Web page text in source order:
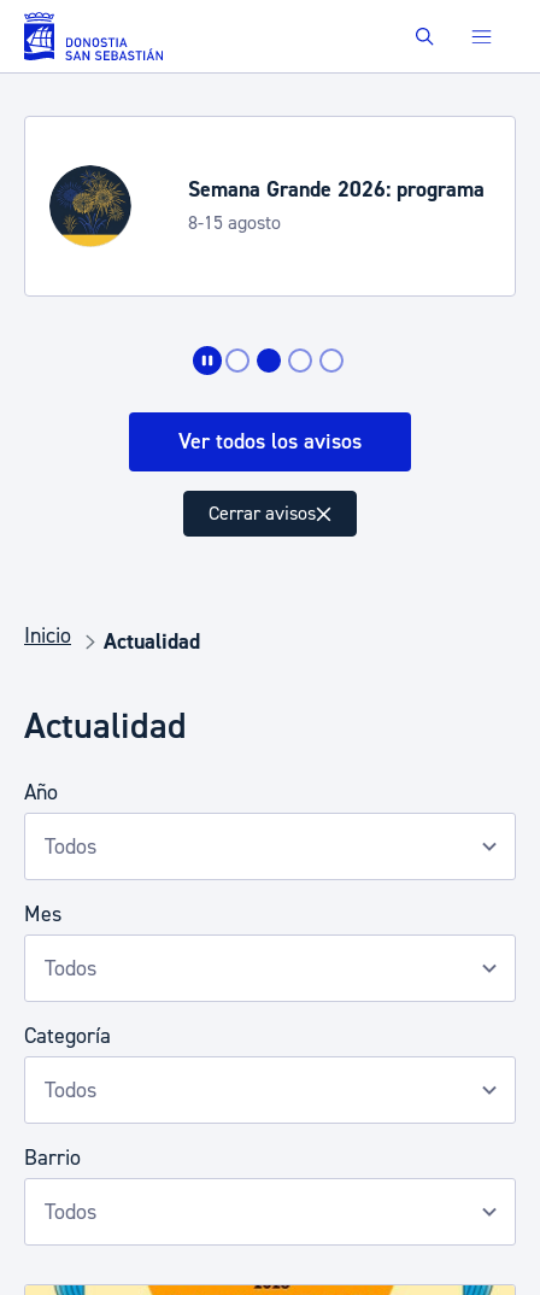
Saltar al contenido principal Buscar
Semana Grande 2026: programa
8-15 agosto
Ver todos los avisos
Cerrar avisos
Inicio Actualidad
Actualidad
Año
Mes
Categoría
Barrio